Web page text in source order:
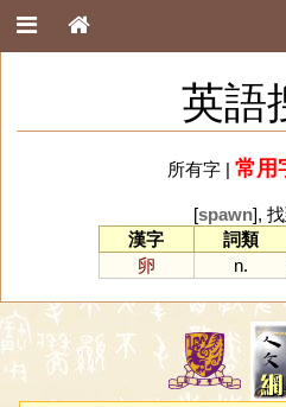
英語
所有字| 常用
[spawn],
漢字
詞類
卵
n.